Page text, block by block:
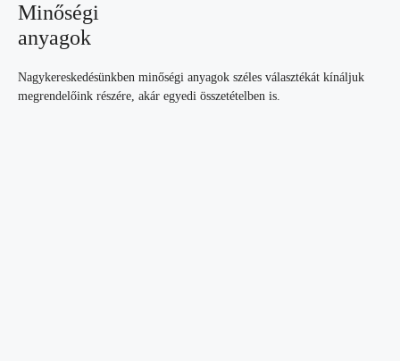
Minőségi
anyagok
Nagykereskedésünkben minőségi anyagok széles választékát kínáljuk
megrendelőink részére, akár egyedi összetételben is.